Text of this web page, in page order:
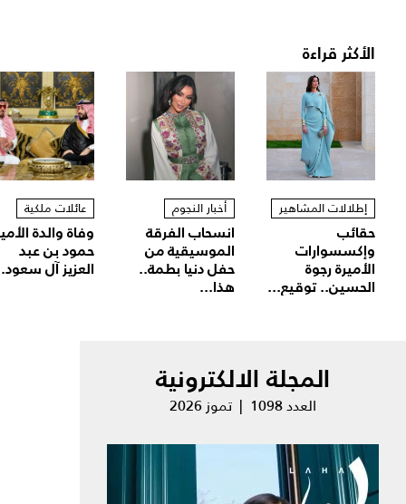
الأكثر قراءة
إطلالات المشاهير
حقائب
وإكسسوارات
الأميرة رجوة
الحسين.. توقيع...
أخبار النجوم
انسحاب الفرقة
الموسيقية من
حفل دنيا بطمة..
هذا...
عائلات ملكية
وفاة والدة
حمود بن عبد
العزيز آل
المجلة الالكترونية
العدد 1098 | تموز 2026